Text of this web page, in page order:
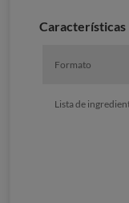
Caracterí­sticas
Formato
Lista de